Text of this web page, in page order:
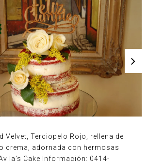
Velvet, Terciopelo Rojo, rellena de
crema, adornada con hermosas
Cake Información: 0414-